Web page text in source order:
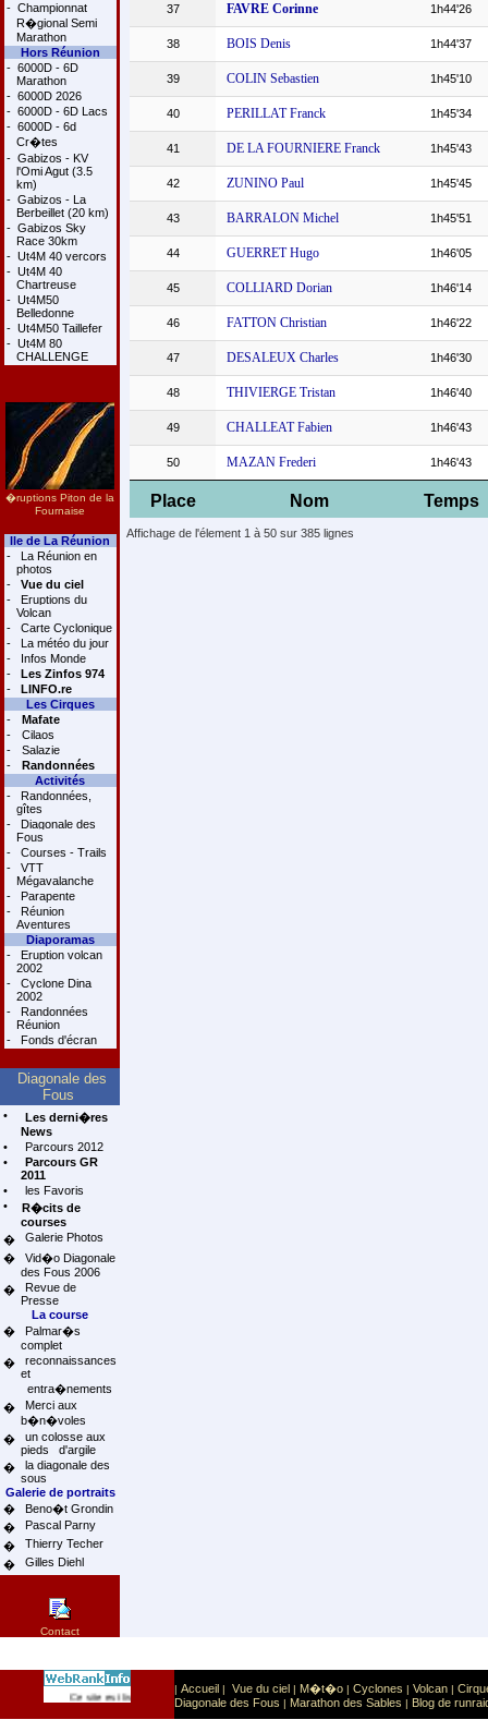
- Championnat
R�gional Semi
Marathon
Hors Réunion
- 6000D - 6D
Marathon
- 6000D 2026
- 6000D - 6D Lacs
- 6000D - 6d
Cr�tes
- Gabizos - KV
l'Omi Agut (3.5
km)
- Gabizos - La
Berbeillet (20 km)
- Gabizos Sky
Race 30km
- Ut4M 40 vercors
- Ut4M 40
Chartreuse
- Ut4M50
Belledonne
- Ut4M50 Taillefer
- Ut4M 80
CHALLENGE
�ruptions Piton de la
Fournaise
Ile de La Réunion
-
La Réunion en
photos
-
Vue du ciel
-
Eruptions du
Volcan
-
Carte Cyclonique
-
La météo du jour
-
Infos Monde
-
Les Zinfos 974
-
LINFO.re
Les Cirques
-
Mafate
-
Cilaos
-
Salazie
-
Randonnées
Activités
-
Randonnées,
gîtes
-
Diagonale des
Fous
-
Courses - Trails
-
VTT
Mégavalanche
-
Parapente
-
Réunion
Aventures
Diaporamas
-
Eruption volcan
2002
-
Cyclone Dina
2002
-
Randonnées
Réunion
-
Fonds d'écran
Diagonale des
Fous
•
Les derni�res
News
•
Parcours 2012
•
Parcours GR
2011
•
les Favoris
•
R�cits de
courses
�
Galerie Photos
�
Vid�o Diagonale
des Fous 2006
�
Revue de
Presse
La course
�
Palmar�s
complet
�
reconnaissances
et
entra�nements
�
Merci aux
b�n�voles
�
un colosse aux
pieds d'argile
�
la diagonale des
sous
Galerie de portraits
�
Beno�t Grondin
�
Pascal Parny
�
Thierry Techer
�
Gilles Diehl
Contact
Place Nom Temps
37 FAVRE Corinne 1h44'26
38 BOIS Denis 1h44'37
39 COLIN Sebastien 1h45'10
40 PERILLAT Franck 1h45'34
41 DE LA FOURNIERE Franck 1h45'43
42 ZUNINO Paul 1h45'45
43 BARRALON Michel 1h45'51
44 GUERRET Hugo 1h46'05
45 COLLIARD Dorian 1h46'14
46 FATTON Christian 1h46'22
47 DESALEUX Charles 1h46'30
48 THIVIERGE Tristan 1h46'40
49 CHALLEAT Fabien 1h46'43
50 MAZAN Frederi 1h46'43
Affichage de l'élement 1 à 50 sur 385 lignes
Ce site est list� dans la cat�gorie Sport: Sports extr�mes
| Accueil | Vue du ciel | M�t�o | Cyclones | Volcan |
Diagonale des Fous | Marathon des Sables | Blog de